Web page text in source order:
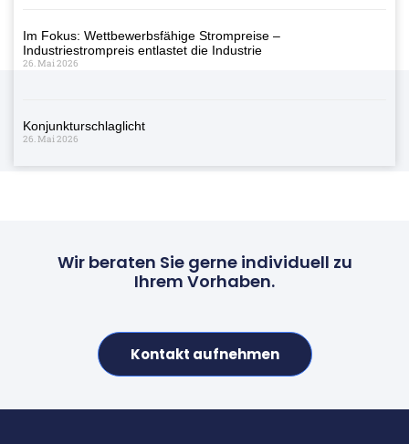
Im Fokus: Wettbewerbsfähige Strompreise –
Industriestrompreis entlastet die Industrie
26. Mai 2026
Konjunkturschlaglicht
26. Mai 2026
Wir beraten Sie gerne individuell zu
Ihrem Vorhaben.
Kontakt aufnehmen